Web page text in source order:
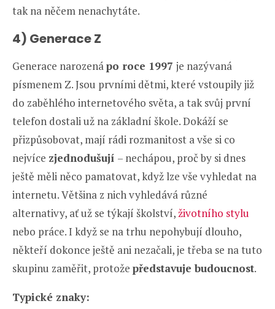
tak na něčem nenachytáte.
4) Generace Z
Generace narozenápo roce 1997 je nazývaná
písmenem Z. Jsou prvními dětmi, které vstoupily již
do zaběhlého internetového světa, a tak svůj první
telefon dostali už na základní škole. Dokáží se
přizpůsobovat, mají rádi rozmanitost a vše si co
nejvíce zjednodušují – nechápou, proč by si dnes
ještě měli něco pamatovat, když lze vše vyhledat na
internetu. Většina z nich vyhledává různé
alternativy, ať už se týkají školství,životního stylu
nebo práce. I když se na trhu nepohybují dlouho,
někteří dokonce ještě ani nezačali, je třeba se na tuto
skupinu zaměřit, protože představuje budoucnost.
Typické znaky: